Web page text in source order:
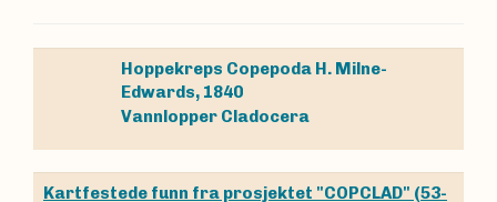
Hoppekreps Copepoda H. Milne-
Edwards, 1840
Vannlopper Cladocera
Kartfestede funn fra prosjektet "COPCLAD" (53-